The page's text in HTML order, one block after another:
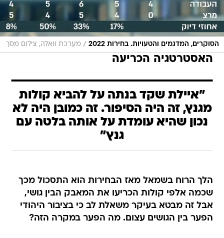
הסוקרים, המדגמים והטעויות. בחירות 2022 / מערכת וואלה, צילום מסך
האסטרטגיה הכריעה
"איילת שקד בנתה על להביא קולות
מגנץ, זה היה הסיפור. זה כמובן היה לא
נכון שהיא עומדת על אותה בלטה עם
גנץ"
הלך הרוח בשמאל מאז הבחירות הוא התסכול מכך
שכמה אלפי קולות הכריעו את המאבק הבין גושי,
אבל זה מבטא בעיקר משאלת לב כי בציבור היהודי
הפער בין הגושים עצום. מה הפער במקרה הזה?